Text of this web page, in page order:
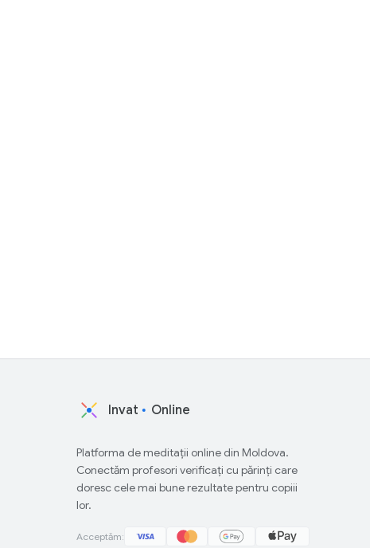
Invat Online
Platforma de meditații online din Moldova.
Conectăm profesori verificați cu părinți care
doresc cele mai bune rezultate pentru copiii
lor.
Acceptăm: